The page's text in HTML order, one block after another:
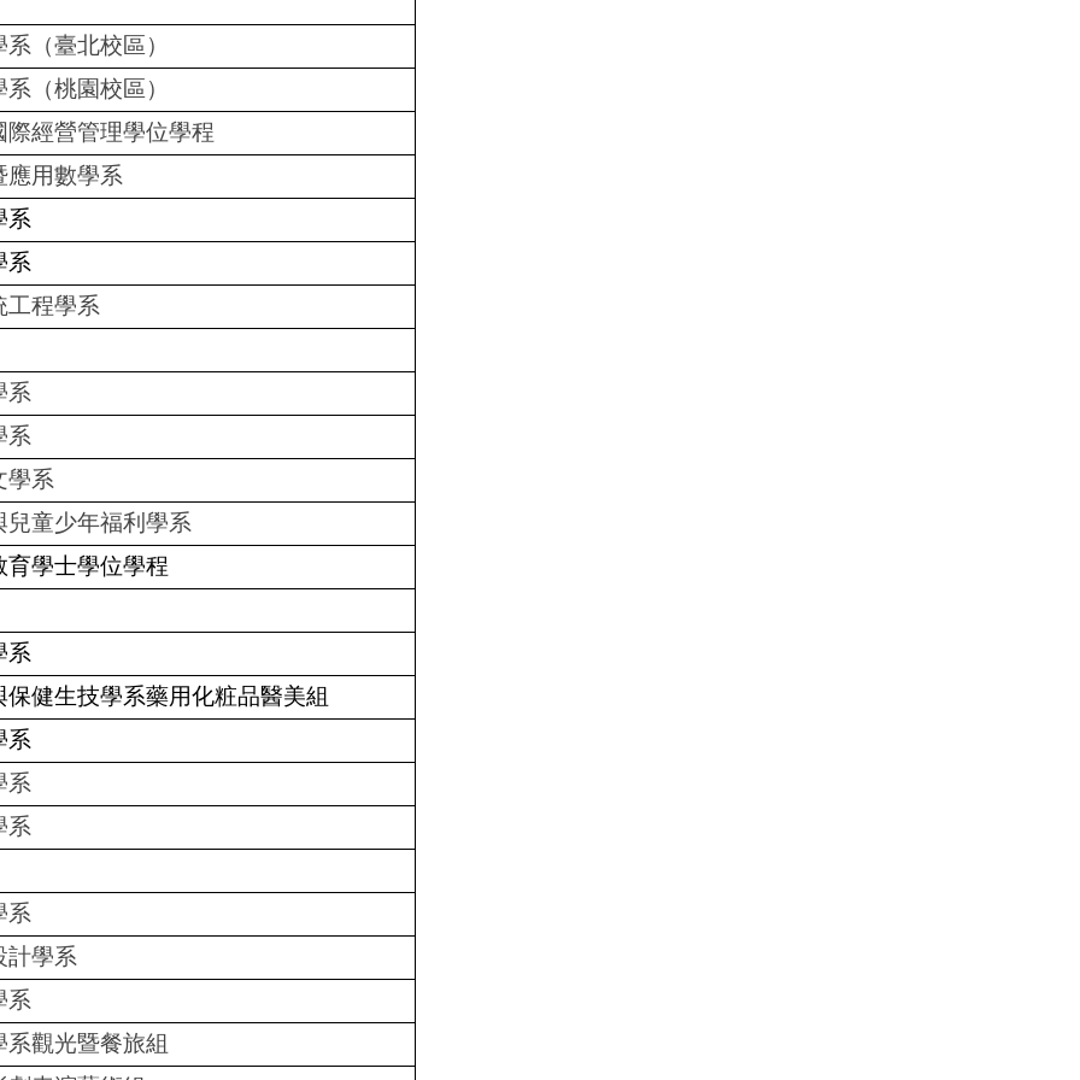
（臺北校區）
（桃園校區）
際經營管理學位學程
應用數學系
系
系
工程學系
系
系
學系
兒童少年福利學系
育學士學位學程
系
保健生技學系藥用化粧品醫美組
系
系
系
系
計學系
系
系觀光暨餐旅組